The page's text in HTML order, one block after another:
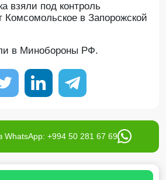
взяли под контроль
Комсомольское в Запорожской
в Минобороны РФ.
WhatsApp: +994 50 281 67 69